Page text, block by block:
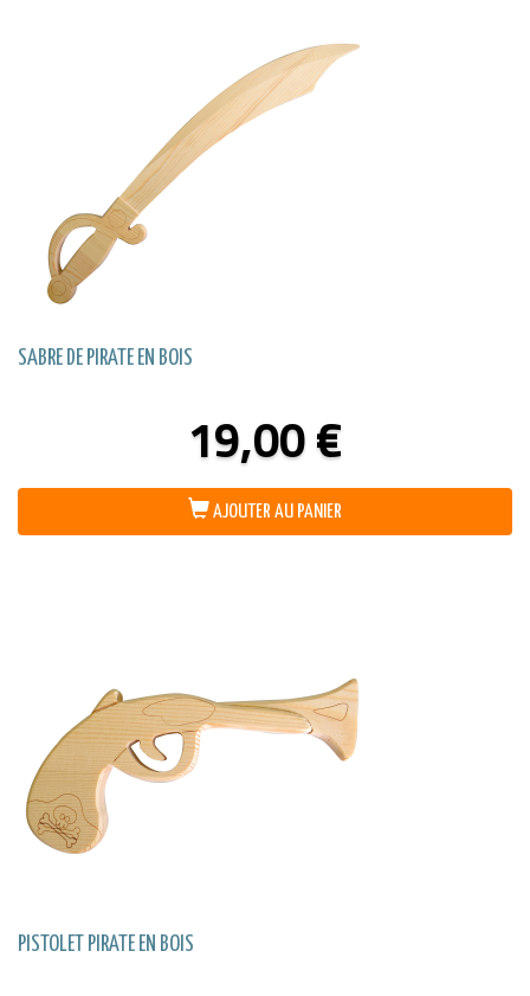
SABRE DE PIRATE EN BOIS
19,00€
AJOUTER AU PANIER
PISTOLET PIRATE EN BOIS